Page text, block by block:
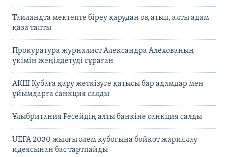
Таиландта мектепте біреу қарудан оқ атып, алты адам
қаза тапты
Прокуратура журналист Александра Алёхованың
үкімін жеңілдетуді сұраған
АҚШ Кубаға қару жеткізуге қатысы бар адамдар мен
ұйымдарға санкция салды
Ұлыбритания Ресейдің алты банкіне санкция салды
UEFA 2030 жылғы әлем кубогына бойкот жариялау
идеясынан бас тартпайды